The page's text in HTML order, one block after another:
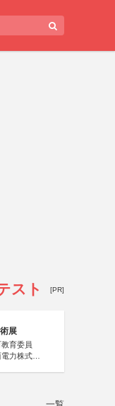
スト [PR]
展
育委員
力株式会